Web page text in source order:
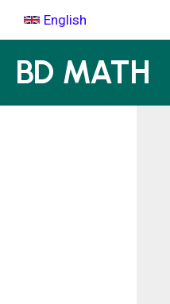
content
English
BD MATH